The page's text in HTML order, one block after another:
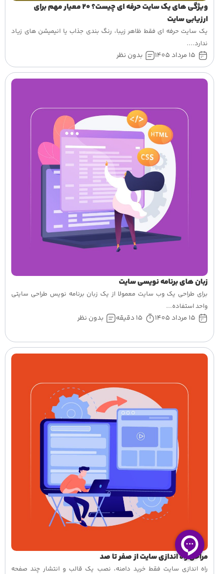
ویژگی های یک سایت حرفه ای چیست؟ 20 معیار مهم برای
ارزیابی سایت
یک سایت حرفه ای فقط ظاهر زیبا، رنگ بندی جذاب یا انیمیشن های زیاد
ندارد....
15 مرداد 1405 بدون نظر
زبان های برنامه نویسی سایت
برای طراحی یک وب سایت معمولا از یک زبان برنامه نویس طراحی سایتی
واحد استفاده...
15 مرداد 1405 15 دقیقه بدون نظر
مراحل راه اندازی سایت از صفر تا صد
راه اندازی سایت فقط خرید دامنه، نصب یک قالب و انتشار چند صفحه